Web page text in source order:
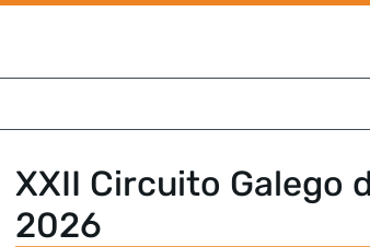
XXII Circuito Galego
2026